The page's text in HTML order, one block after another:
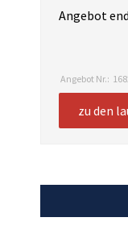
Angebot
Angebot Nr.:
zu den